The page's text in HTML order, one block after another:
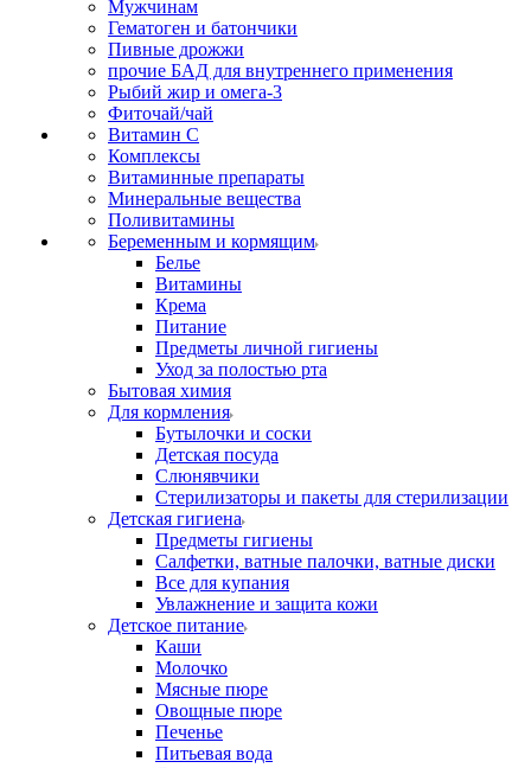
Мужчинам
Гематоген и батончики
Пивные дрожжи
прочие БАД для внутреннего применения
Рыбий жир и омега-3
Фиточай/чай
Витамин С
Комплексы
Витаминные препараты
Минеральные вещества
Поливитамины
Беременным и кормящим
Белье
Витамины
Крема
Питание
Предметы личной гигиены
Уход за полостью рта
Бытовая химия
Для кормления
Бутылочки и соски
Детская посуда
Слюнявчики
Стерилизаторы и пакеты для стерилизации
Детская гигиена
Предметы гигиены
Салфетки, ватные палочки, ватные диски
Все для купания
Увлажнение и защита кожи
Детское питание
Каши
Молочко
Мясные пюре
Овощные пюре
Печенье
Питьевая вода